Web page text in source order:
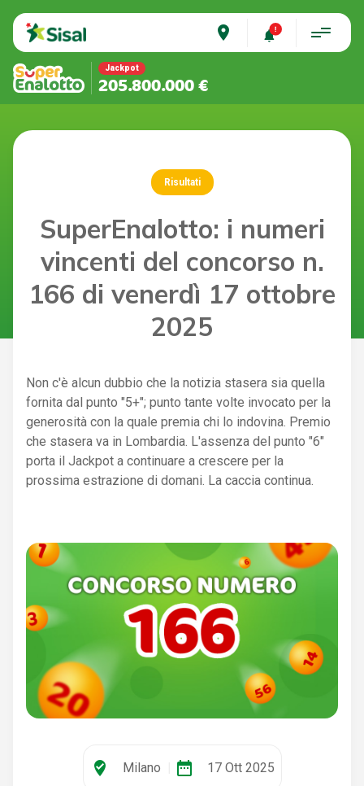
place
Jackpot
205.800.000 €
Risultati
SuperEnalotto: i numeri
vincenti del concorso n.
166 di venerdì 17 ottobre
2025
Non c'è alcun dubbio che la notizia stasera sia quella
fornita dal punto "5+"; punto tante volte invocato per la
generosità con la quale premia chi lo indovina. Premio
che stasera va in Lombardia. L'assenza del punto "6"
porta il Jackpot a continuare a crescere per la
prossima estrazione di domani. La caccia continua.
where_to_vote Milano date_range 17 Ott 2025